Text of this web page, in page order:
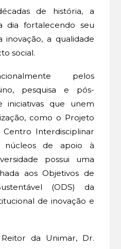
de história, a
dia fortalecendo seu
a qualidade
social.
pelos
pesquisa e pós-
iniciativas que unem
como o Projeto
Interdisciplinar
de apoio à
possui uma
aos Objetivos de
(ODS) da
de inovação e
da Unimar, Dr.